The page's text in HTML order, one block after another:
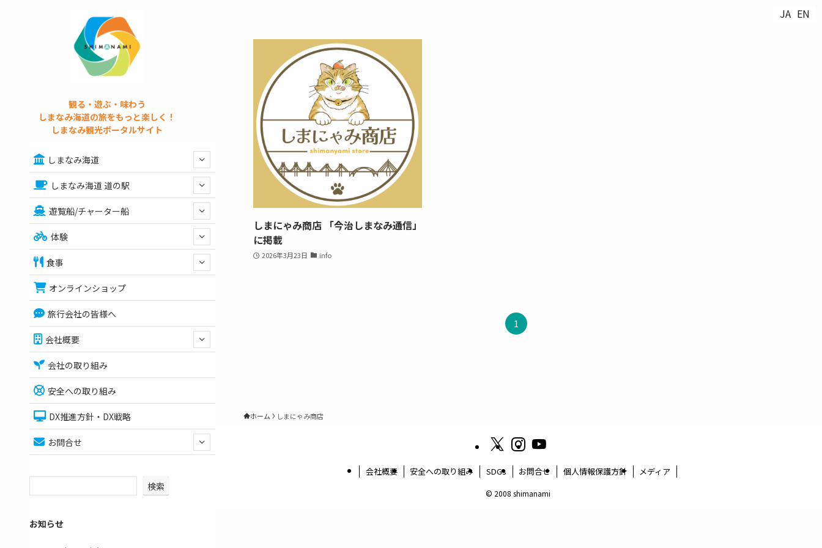
観る・遊ぶ・味わう
しまなみ海道の旅をもっと楽しく！
しまなみ観光ポータルサイト
しまにゃみ商店 「今治しまなみ通信」
に掲載
2026年3月23日 info
1
しまなみ海道
しまなみ海道 道の駅
遊覧船/チャーター船
体験
食事
オンラインショップ
旅行会社の皆様へ
会社概要
会社の取り組み
安全への取り組み
DX推進方針・DX戦略
お問合せ
検索
お知らせ
ホーム しまにゃみ商店
会社概要 安全への取り組み SDGs お問合せ 個人情報保護方針 メディア
© 2008 shimanami
JA EN
JA EN